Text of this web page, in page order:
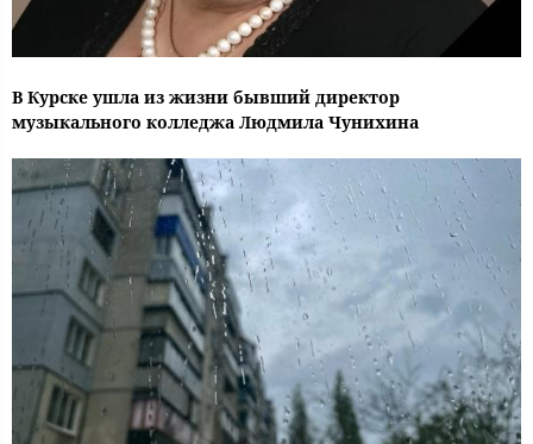
В Курске ушла из жизни бывший директор
музыкального колледжа Людмила Чунихина